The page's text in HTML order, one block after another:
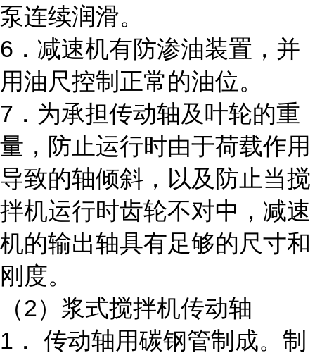
泵连续润滑。
6．减速机有防渗油装置，并
用油尺控制正常的油位。
7．为承担传动轴及叶轮的重
量，防止运行时由于荷载作用
导致的轴倾斜，以及防止当搅
拌机运行时齿轮不对中，减速
机的输出轴具有足够的尺寸和
刚度。
（2）浆式搅拌机传动轴
1． 传动轴用碳钢管制成。制